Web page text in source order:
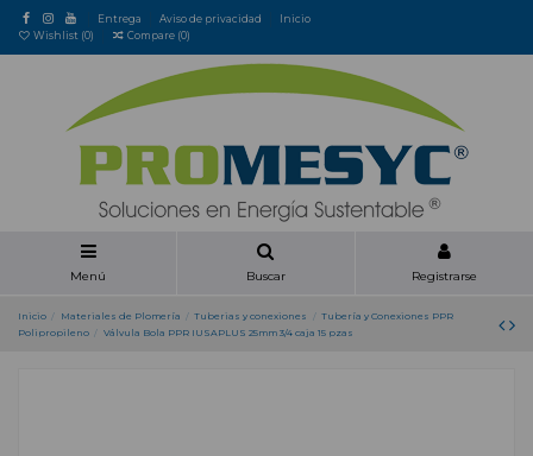
Entrega Aviso de privacidad
Inicio
Wishlist (0) Compare (0)
Menú Buscar Registrarse
Inicio Materiales de Plomería Tuberias y conexiones
Tubería y Conexiones PPR
Polipropileno
Válvula Bola PPR IUSAPLUS 25mm 3/4 caja 15 pzas